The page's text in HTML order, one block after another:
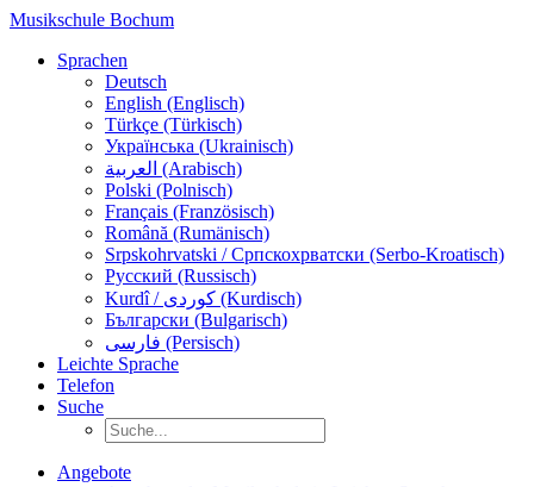
Musikschule Bochum
Sprachen
Deutsch
English (Englisch)
Türkçe (Türkisch)
Українська (Ukrainisch)
العربية (Arabisch)
Polski (Polnisch)
Français (Französisch)
Română (Rumänisch)
Srpskohrvatski / Српскохрватски (Serbo-Kroatisch)
Русский (Russisch)
Kurdî / كوردی (Kurdisch)
Български (Bulgarisch)
فارسی (Persisch)
Leichte Sprache
Telefon
Suche
Angebote